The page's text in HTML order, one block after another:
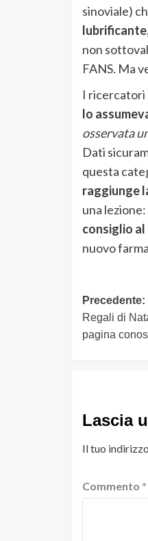
sinoviale)
non
FANS. Ma
I ricercatori
lo
osservata
Dati
questa
raggiunge
una
consiglio
nuovo
Precedente:
Regali di
pagina
Lascia
Il tuo
Commento *